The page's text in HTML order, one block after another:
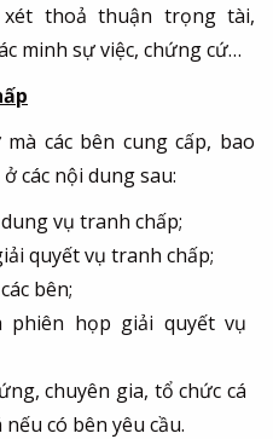
thoả thuận trọng tài,
minh sự việc, chứng cứ…
các bên cung cấp, bao
các nội dung sau:
vụ tranh chấp;
quyết vụ tranh chấp;
bên;
họp giải quyết vụ
chuyên gia, tổ chức cá
có bên yêu cầu.